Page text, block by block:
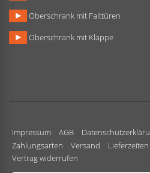
Oberschrank mit Falttüren
Oberschrank mit Klappe
Impressum AGB
Zahlungsarten
Versand Lieferzeiten
Vertrag widerrufen